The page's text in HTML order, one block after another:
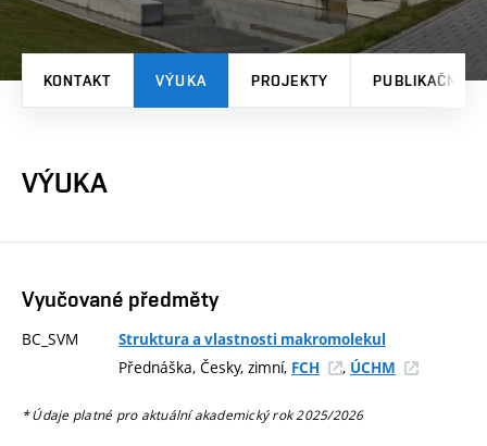
KONTAKT VÝUKA PROJEKTY PUBLIKAČNÍ
VÝUKA
Vyučované předměty
BC_SVM Struktura a vlastnosti makromolekul
Přednáška, Česky, zimní, FCH , ÚCHM
* Údaje platné pro aktuální akademický rok 2025/2026